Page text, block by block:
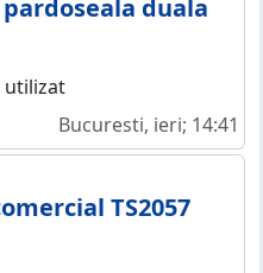
duala
utilizat
Bucuresti, ieri; 14:41
TS2057